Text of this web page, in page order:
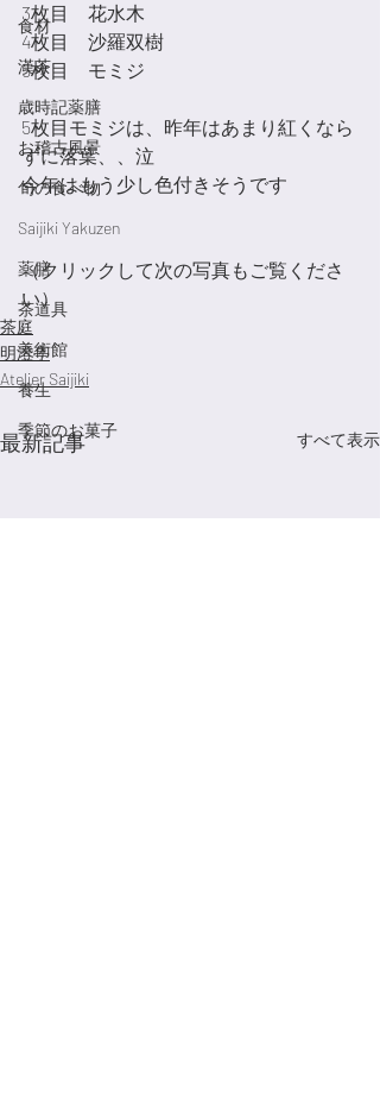
食材
漢茶
歳時記薬膳
お稽古風景
旬の食べ物
Saijiki Yakuzen
薬膳
茶道具
美術館
養生
季節のお菓子
3枚目　花水木
4枚目　沙羅双樹
5枚目　モミジ
5枚目モミジは、昨年はあまり紅くなら
ずに落葉、、泣
今年はもう少し色付きそうです
（クリックして次の写真もご覧くださ
い）
茶庭
明澄亭
Atelier Saijiki
最新記事 すべて表示